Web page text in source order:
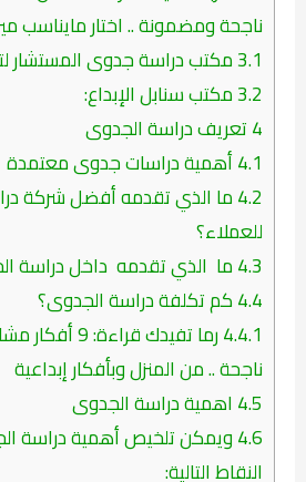
ناجحة ومضمونة .. اختار مايناسب
3.1مكتب دراسة جدوى المستشار
3.2مكتب سنابل الإبداع:
4تعريف دراسة الجدوى
4.1أهمية دراسات جدوى معتمدة
4.2ما الذي تقدمه أفضل شركة
للعملاء؟
4.3ما الذي تقدمه داخل دراسة
4.4كم تكلفة دراسة الجدوى؟
4.4.1
رما تفيدك قراءة:
ناجحة .. من المنزل وبأفكار إبداعية
4.5 اهمية دراسة الجدوى
4.6ويمكن تلخيص أهمية دراسة
النقاط التالية: